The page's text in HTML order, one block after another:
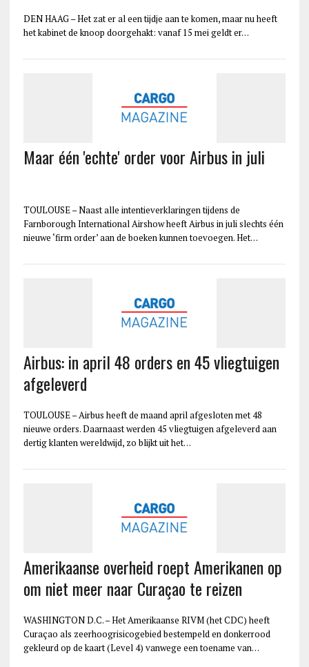
DEN HAAG – Het zat er al een tijdje aan te komen, maar nu heeft
het kabinet de knoop doorgehakt: vanaf 15 mei geldt er…
Maar één 'echte' order voor Airbus in juli
TOULOUSE – Naast alle intentieverklaringen tijdens de
Farnborough International Airshow heeft Airbus in juli slechts één
nieuwe ‘firm order’ aan de boeken kunnen toevoegen. Het…
Airbus: in april 48 orders en 45 vliegtuigen
afgeleverd
TOULOUSE – Airbus heeft de maand april afgesloten met 48
nieuwe orders. Daarnaast werden 45 vliegtuigen afgeleverd aan
dertig klanten wereldwijd, zo blijkt uit het…
Amerikaanse overheid roept Amerikanen op
om niet meer naar Curaçao te reizen
WASHINGTON D.C. – Het Amerikaanse RIVM (het CDC) heeft
Curaçao als zeerhoogrisicogebied bestempeld en donkerrood
gekleurd op de kaart (Level 4) vanwege een toename van…